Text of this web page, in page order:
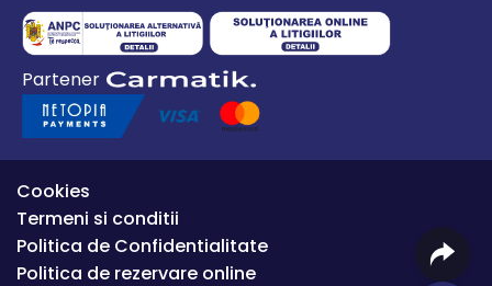
0754 649 360
office.premium@autode.ro
Partener
Cookies
Termeni si conditii
Politica de Confidentialitate
Politica de rezervare online